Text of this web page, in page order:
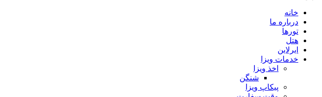
خانه
درباره ما
تورها
هتل
ایرلاین
خدمات ویزا
اخذ ویزا
شنگن
پیکاپ ویزا